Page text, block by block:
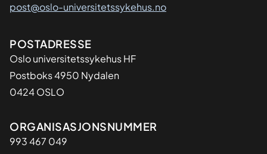
post@oslo-universitetssykehus.no
Adresse
POSTADRESSE
Oslo universitetssykehus HF
Postboks 4950 Nydalen
0424 OSLO
Organisasjon
ORGANISASJONSNUMMER
993 467 049